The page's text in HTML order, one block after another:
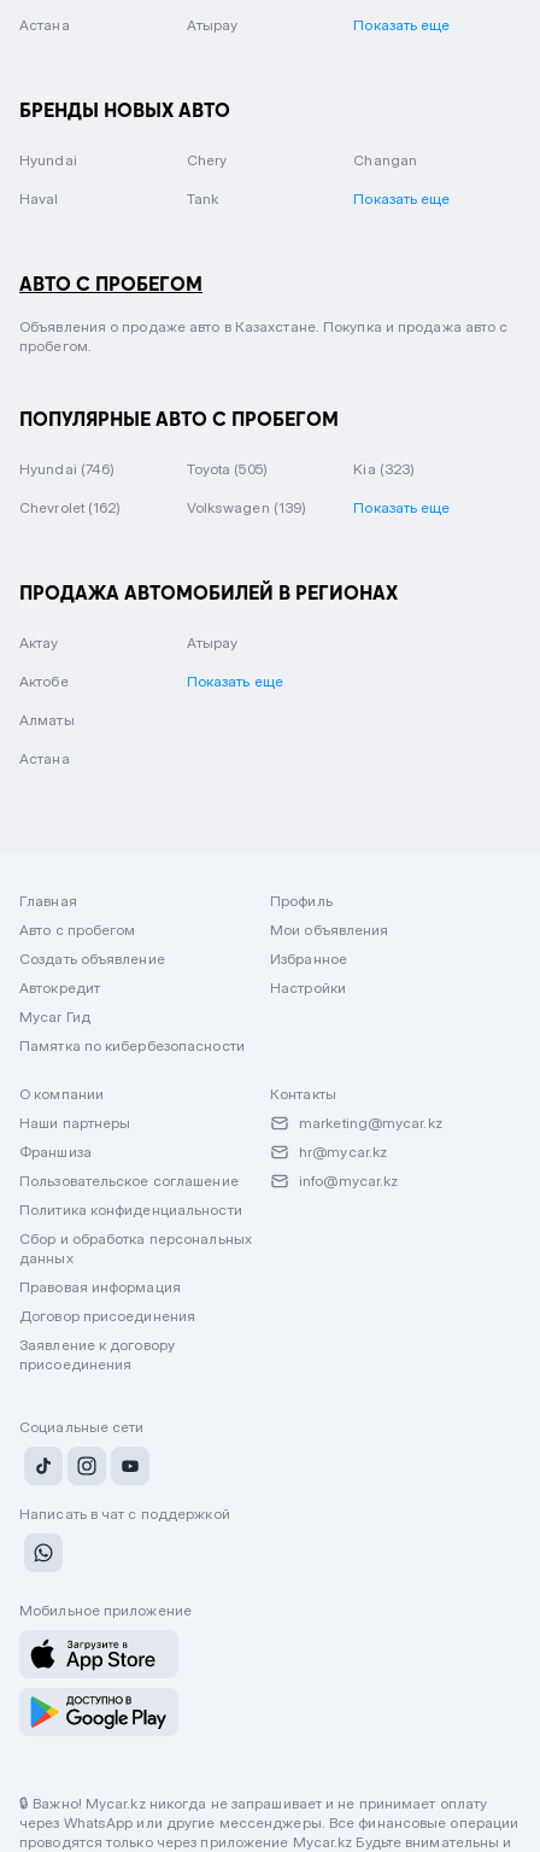
Астана Атырау Показать еще
БРЕНДЫ НОВЫХ АВТО
Hyundai Chery Changan
Haval Tank Показать еще
АВТО С ПРОБЕГОМ
Объявления о продаже авто в Казахстане. Покупка и продажа авто с
пробегом.
ПОПУЛЯРНЫЕ АВТО С ПРОБЕГОМ
Hyundai (746) Toyota (505) Kia (323)
Chevrolet (162) Volkswagen (139) Показать еще
ПРОДАЖА АВТОМОБИЛЕЙ В РЕГИОНАХ
Актау
Актобе
Алматы
Астана
Атырау
Показать еще
Главная
Авто с пробегом
Создать объявление
Автокредит
Mycar Гид
Памятка по кибербезопасности
Профиль
Мои объявления
Избранное
Настройки
О компании
Наши партнеры
Франшиза
Пользовательское соглашение
Политика конфиденциальности
Сбор и обработка персональных
данных
Правовая информация
Договор присоединения
Заявление к договору
присоединения
Контакты
marketing@mycar.kz
hr@mycar.kz
info@mycar.kz
Социальные сети
Написать в чат с поддержкой
Мобильное приложение
🔒 Важно! Mycar.kz никогда не запрашивает и не принимает оплату
через WhatsApp или другие мессенджеры. Все финансовые операции
проводятся только через приложение Mycar.kz Будьте внимательны и